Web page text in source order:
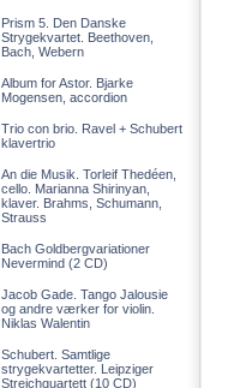
Prism 5. Den Danske
Strygekvartet. Beethoven,
Bach, Webern
Album for Astor. Bjarke
Mogensen, accordion
Trio con brio. Ravel + Schubert
klavertrio
An die Musik. Torleif Thedéen,
cello. Marianna Shirinyan,
klaver. Brahms, Schumann,
Strauss
Bach Goldbergvariationer
Nevermind (2 CD)
Jacob Gade. Tango Jalousie
og andre værker for violin.
Niklas Walentin
Schubert. Samtlige
strygekvartetter. Leipziger
Streichquartett (10 CD)